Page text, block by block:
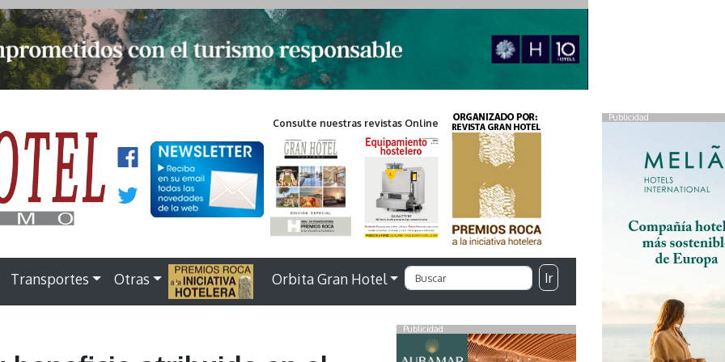
Publicidad
Consulte nuestras revistas Online
Transportes Otras . Orbita Gran Hotel Ir
Publicidad